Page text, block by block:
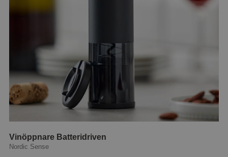
Vinöppnare Batteridriven
Nordic Sense